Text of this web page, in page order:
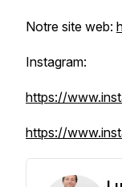
Notre site web:
Instagram:
https://
https://